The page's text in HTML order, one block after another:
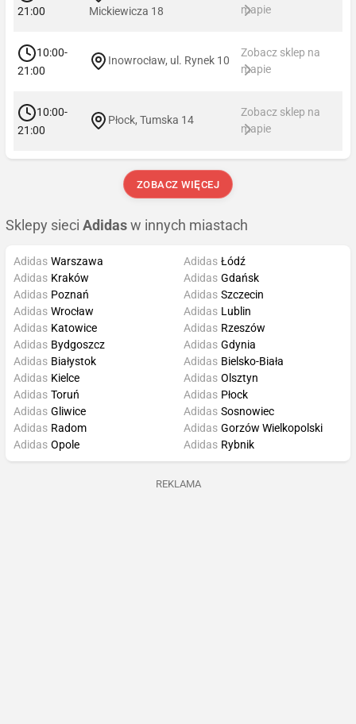
21:00 Mickiewicza 18 mapie
10:00-
21:00
Inowrocław, ul. Rynek 10
Zobacz sklep na
mapie
10:00-
21:00
Płock, Tumska 14
Zobacz sklep na
mapie
ZOBACZ WIĘCEJ
Sklepy sieci Adidas w innych miastach
Adidas Warszawa
Adidas Kraków
Adidas Poznań
Adidas Wrocław
Adidas Łódź
Adidas Gdańsk
Adidas Szczecin
Adidas Lublin
Adidas Katowice
Adidas Bydgoszcz
Adidas Białystok
Adidas Kielce
Adidas Rzeszów
Adidas Gdynia
Adidas Bielsko-Biała
Adidas Olsztyn
Adidas Toruń
Adidas Gliwice
Adidas Radom
Adidas Opole
Adidas Płock
Adidas Sosnowiec
Adidas Gorzów Wielkopolski
Adidas Rybnik
REKLAMA